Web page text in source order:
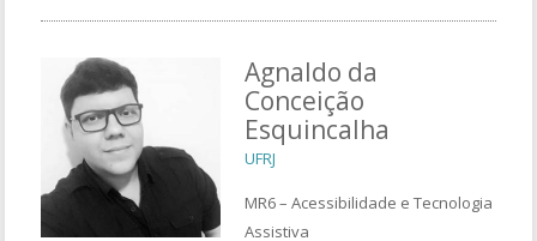
Agnaldo da
Conceição
Esquincalha
UFRJ
MR6 – Acessibilidade e Tecnologia
Assistiva